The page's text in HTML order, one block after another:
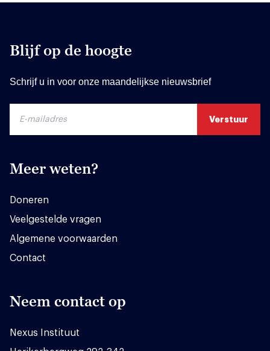
Blijf op de hoogte
Schrijf u in voor onze maandelijkse nieuwsbrief
Meer weten?
Doneren
Veelgestelde vragen
Algemene voorwaarden
Contact
Neem contact op
Nexus Instituut